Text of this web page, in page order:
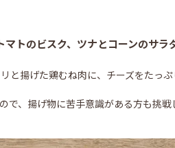
トのビスク、ツナとコーンのサラ
と揚げた鶏むね肉に、チーズをたっ
、揚げ物に苦手意識がある方も挑戦